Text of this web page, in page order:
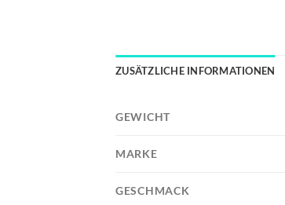
ZUSÄTZLICHE INFORMATIONEN
GEWICHT
MARKE
GESCHMACK